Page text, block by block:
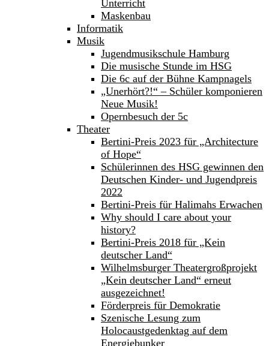
Unterricht
Maskenbau
Informatik
Musik
Jugendmusikschule Hamburg
Die musische Stunde im HSG
Die 6c auf der Bühne Kampnagels
„Unerhört?!“ – Schüler komponieren
Neue Musik!
Opernbesuch der 5c
Theater
Bertini-Preis 2023 für „Architecture
of Hope“
Schülerinnen des HSG gewinnen den
Deutschen Kinder- und Jugendpreis
2022
Bertini-Preis für Halimahs Erwachen
Why should I care about your
history?
Bertini-Preis 2018 für „Kein
deutscher Land“
Wilhelmsburger Theatergroßprojekt
„Kein deutscher Land“ erneut
ausgezeichnet!
Förderpreis für Demokratie
Szenische Lesung zum
Holocaustgedenktag auf dem
Energiebunker